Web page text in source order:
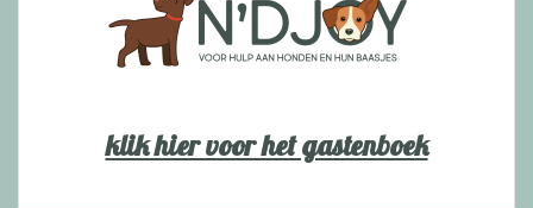
klik hier voor het gastenboek